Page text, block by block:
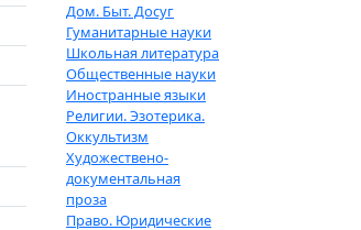
Дом. Быт. Досуг
Гуманитарные науки
Школьная литература
Общественные науки
Иностранные языки
Религии. Эзотерика.
Оккультизм
Художествено-
документальная
проза
Право. Юридические